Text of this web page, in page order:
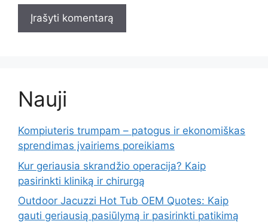
Nauji
Kompiuteris trumpam – patogus ir ekonomiškas
sprendimas įvairiems poreikiams
Kur geriausia skrandžio operacija? Kaip
pasirinkti kliniką ir chirurgą
Outdoor Jacuzzi Hot Tub OEM Quotes: Kaip
gauti geriausią pasiūlymą ir pasirinkti patikimą